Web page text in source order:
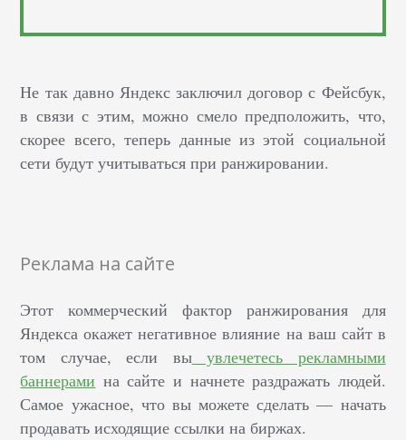
Не так давно Яндекс заключил договор с Фейсбук,
в связи с этим, можно смело предположить, что,
скорее всего, теперь данные из этой социальной
сети будут учитываться при ранжировании.
Реклама на сайте
Этот коммерческий фактор ранжирования для
Яндекса окажет негативное влияние на ваш сайт в
том случае, если выувлечетесь рекламными
баннерами на сайте и начнете раздражать людей.
Самое ужасное, что вы можете сделать — начать
продавать исходящие ссылки на биржах.